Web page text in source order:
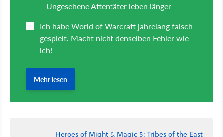
Heroes of Might & Magic 5: Tribes of the East